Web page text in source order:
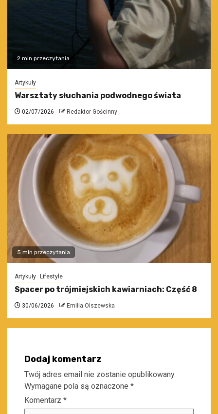
2 min przeczytania
Artykuły
Warsztaty słuchania podwodnego świata
02/07/2026 Redaktor Gościnny
5 min przeczytania
Artykuły Lifestyle
Spacer po trójmiejskich kawiarniach: Część 8
30/06/2026 Emilia Olszewska
Dodaj komentarz
Twój adres email nie zostanie opublikowany.
Wymagane pola są oznaczone *
Komentarz *